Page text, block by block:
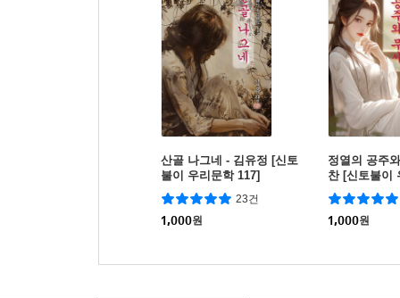
산골 나그네 - 김유정 [신토
불이 우리문학 117]
23건
1,000원
정열의 공주
찬 [신토불이
4]
1,000원